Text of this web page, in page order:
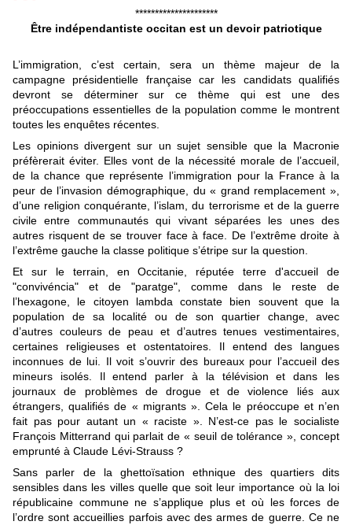
*********************
Être indépendantiste occitan est un devoir patriotique
L’immigration, c’est certain, sera un thème majeur de la
campagne présidentielle française car les candidats qualifiés
devront se déterminer sur ce thème qui est
une des
préoccupations essentielles de la population comme le montrent
toutes les enquêtes récentes.
Les opinions divergent sur un sujet sensible que la Macronie
préfèrerait éviter. Elles vont de la nécessité morale de l’accueil,
de la chance que représente l’immigration pour la France à la
peur de l’invasion démographique, du « grand remplacement »,
d’une religion conquérante, l’islam, du terrorisme et de la guerre
civile entre communautés qui vivant séparées les unes des
autres risquent de se trouver face à face. De l’extrême droite à
l’extrême gauche la classe politique s’étripe sur la question.
Et sur le terrain, en Occitanie, réputée terre d'accueil de
"convivéncia" et de "paratge", comme dans le reste de
l’hexagone, le citoyen lambda constate bien souvent que la
population de sa localité ou de son quartier change, avec
d’autres couleurs de peau et d’autres tenues vestimentaires,
certaines religieuses et ostentatoires. Il entend des langues
inconnues de lui. Il voit s’ouvrir des bureaux pour l’accueil des
mineurs isolés. Il entend parler à la télévision et dans les
journaux de problèmes de drogue et de violence liés aux
étrangers, qualifiés de « migrants ». Cela le préoccupe et n’en
fait pas pour autant un « raciste ». N’est-ce pas le socialiste
François Mitterrand qui parlait de « seuil de tolérance », concept
emprunté à Claude Lévi-Strauss ?
Sans parler de la ghettoïsation ethnique des quartiers dits
sensibles dans les villes quelle que soit leur importance où la loi
républicaine commune ne s’applique plus et où les forces de
l’ordre sont accueillies parfois avec des armes de guerre. Ce ne